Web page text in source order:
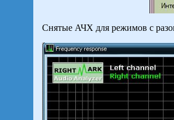
Снятые АЧХ для режимов с